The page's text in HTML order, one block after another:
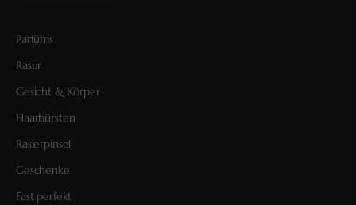
Parfüms
Rasur
Gesicht & Körper
Haarbürsten
Rasierpinsel
Geschenke
Fast perfekt